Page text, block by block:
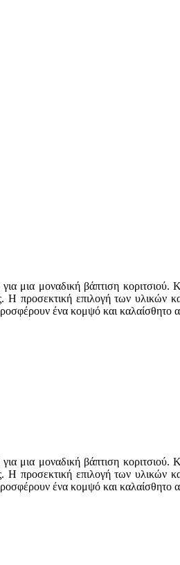
μια μοναδική βάπτιση
Η προσεκτική επιλογή των υλικών
ένα κομψό και
μια μοναδική βάπτιση
Η προσεκτική επιλογή των υλικών
ένα κομψό και